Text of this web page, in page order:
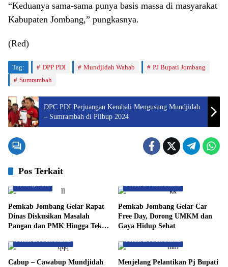
“Keduanya sama-sama punya basis massa di masyarakat
Kabupaten Jombang,” pungkasnya.
(Red)
Tag: DPP PDI Mundjidah Wahab
PJ Bupati Jombang
Sumrambah
DPC PDI Perjuangan Kembali Mengusung Mundjidah
– Sumrambah di Pilbup 2024
Pos Terkait
Pemkab Jombang Gelar Rapat
Dinas Diskusikan Masalah
Pangan dan PMK Hingga Teken
Pemkab Jombang Gelar Car
Free Day, Dorong UMKM dan
Gaya Hidup Sehat
Cabup – Cawabup Mundjidah Menjelang Pelantikan Pj Bupati